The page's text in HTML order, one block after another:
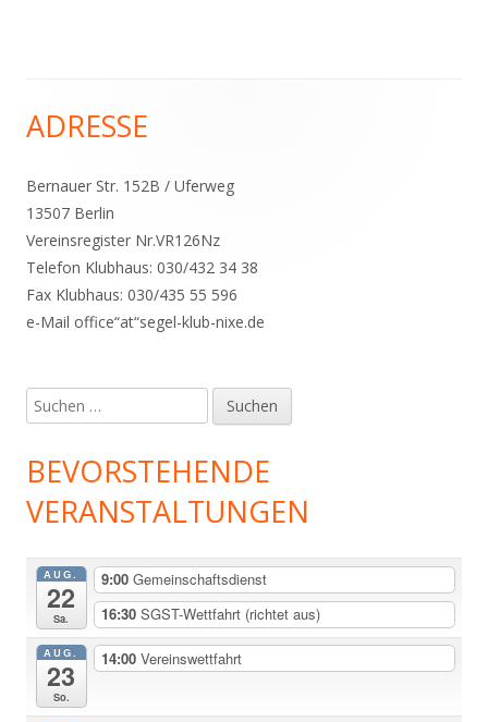
Haupt-
Seitenleiste
ADRESSE
Bernauer Str. 152B / Uferweg
13507 Berlin
Vereinsregister Nr.VR126Nz
Telefon Klubhaus: 030/432 34 38
Fax Klubhaus: 030/435 55 596
e-Mail office“at“segel-klub-nixe.de
Suchen
nach:
BEVORSTEHENDE
VERANSTALTUNGEN
AUG.
22
Sa.
9:00 Gemeinschaftsdienst
16:30 SGST-Wettfahrt (richtet aus)
AUG.
23
So.
14:00 Vereinswettfahrt